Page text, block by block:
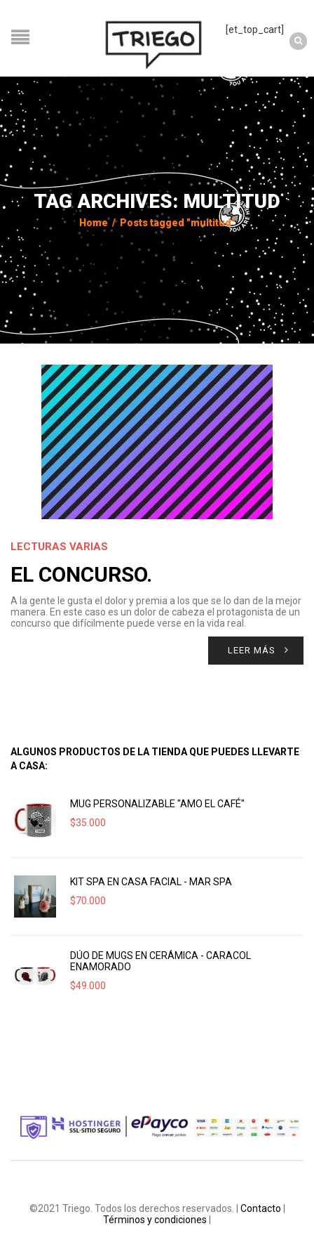
[et_top_cart]
TAG ARCHIVES: MULTITUD
Home / Posts tagged "multitud"
LECTURAS VARIAS
EL CONCURSO.
A la gente le gusta el dolor y premia a los que se lo dan de la mejor
manera. En este caso es un dolor de cabeza el protagonista de un
concurso que difícilmente puede verse en la vida real.
LEER MÁS
ALGUNOS PRODUCTOS DE LA TIENDA QUE PUEDES LLEVARTE
A CASA:
MUG PERSONALIZABLE "AMO EL CAFÉ"
$35.000
KIT SPA EN CASA FACIAL - MAR SPA
$70.000
DÚO DE MUGS EN CERÁMICA - CARACOL
ENAMORADO
$49.000
©2021 Triego. Todos los derechos reservados. | Contacto
Términos y condiciones